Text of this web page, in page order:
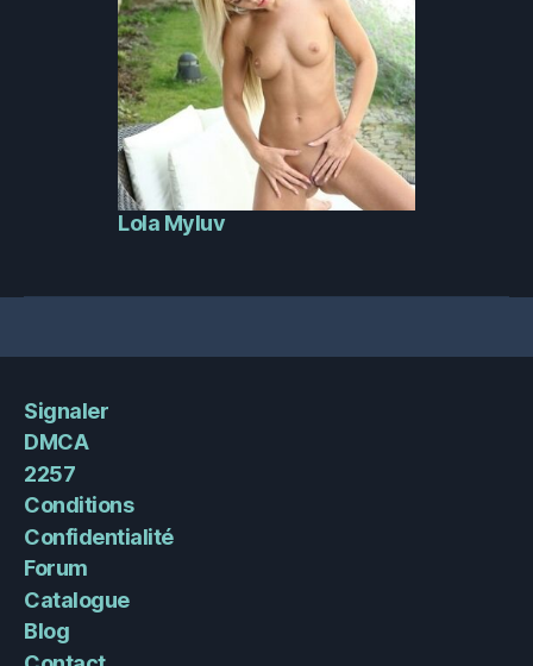
Lola Myluv
Signaler
DMCA
2257
Conditions
Confidentialité
Forum
Catalogue
Blog